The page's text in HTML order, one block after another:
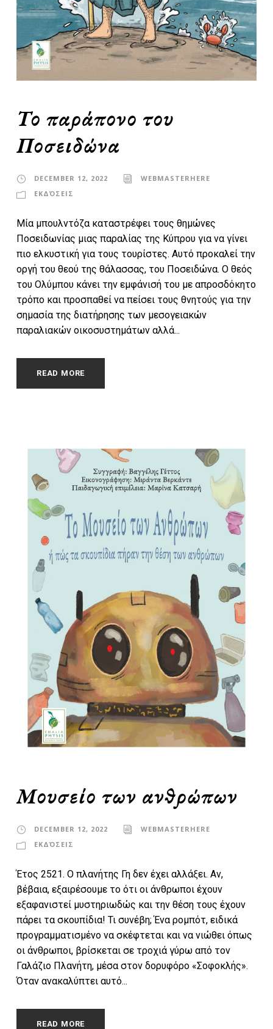
Το παράπονο του
Ποσειδώνα
DECEMBER 12, 2022
WEBMASTERHERE
ΕΚΔΌΣΕΙΣ
Μία μπουλντόζα καταστρέφει τους θημώνες
Ποσειδωνίας μιας παραλίας της Κύπρου για να γίνει
πιο ελκυστική για τους τουρίστες. Αυτό προκαλεί την
οργή του θεού της θάλασσας, του Ποσειδώνα. Ο θεός
του Ολύμπου κάνει την εμφάνισή του με απροσδόκητο
τρόπο και προσπαθεί να πείσει τους θνητούς για την
σημασία της διατήρησης των μεσογειακών
παραλιακών οικοσυστημάτων αλλά...
READ MORE
Μουσείο των ανθρώπων
DECEMBER 12, 2022
WEBMASTERHERE
ΕΚΔΌΣΕΙΣ
Έτος 2521. Ο πλανήτης Γη δεν έχει αλλάξει. Αν,
βέβαια, εξαιρέσουμε το ότι οι άνθρωποι έχουν
εξαφανιστεί μυστηριωδώς και την θέση τους έχουν
πάρει τα σκουπίδια! Τι συνέβη; Ένα ρομπότ, ειδικά
προγραμματισμένο να σκέφτεται και να νιώθει όπως
οι άνθρωποι, βρίσκεται σε τροχιά γύρω από τον
Γαλάζιο Πλανήτη, μέσα στον δορυφόρο «Σοφοκλής».
Όταν ανακαλύπτει αυτό...
READ MORE